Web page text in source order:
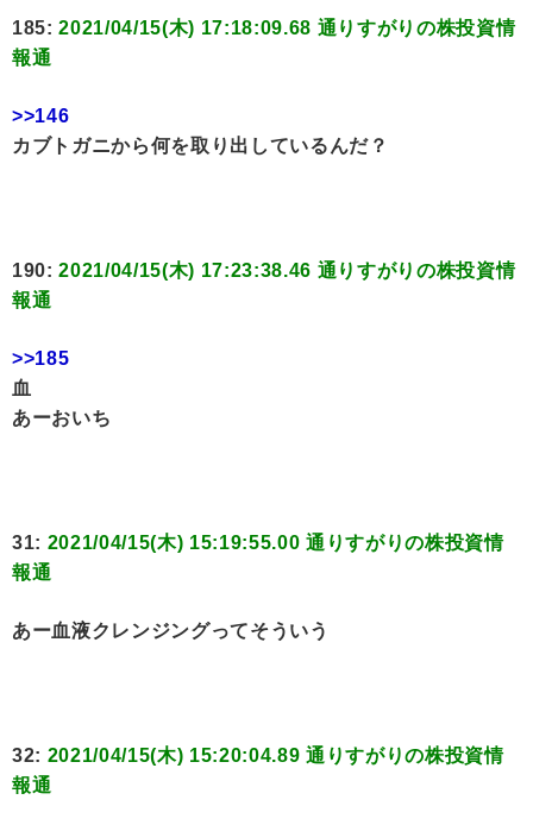
185:2021/04/15(木) 17:18:09.68 通りすがりの株投資情
報通
>>146
カブトガニから何を取り出しているんだ？
190:2021/04/15(木) 17:23:38.46 通りすがりの株投資情
報通
>>185
血
あーおいち
31: 2021/04/15(木) 15:19:55.00 通りすがりの株投資情
報通
あー血液クレンジングってそういう
32: 2021/04/15(木) 15:20:04.89 通りすがりの株投資情
報通